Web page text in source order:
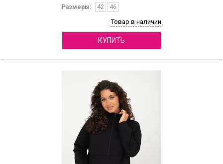
Размеры:
42 46
Товар в наличии
КУПИТЬ